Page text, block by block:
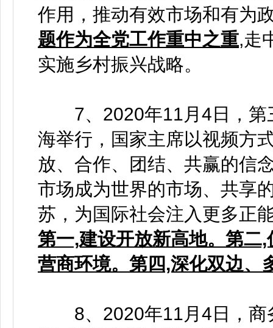
作用，推动有效市场和有为
题作为全党工作重中之重,走
实施乡村振兴战略。
7、2020年11月4日，第
海举行，国家主席以视频方
放、合作、团结、共赢的信
市场成为世界的市场、共享
苏，为国际社会注入更多正
第一,建设开放新高地。第二
营商环境。第四,深化双边、
8、2020年11月4日，商